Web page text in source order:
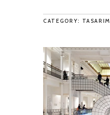
CATEGORY: TASARIM